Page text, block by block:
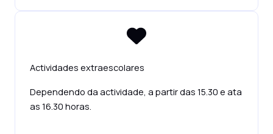
Actividades extraescolares
Dependendo da actividade, a partir das 15.30 e ata
as 16.30 horas.